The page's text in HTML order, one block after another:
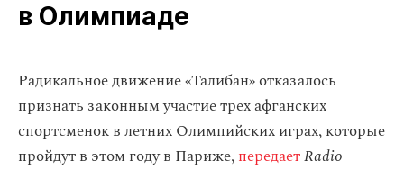
в Олимпиаде
Радикальное движение «Талибан» отказалось
признать законным участие трех афганских
спортсменок в летних Олимпийских играх, которые
пройдут в этом году в Париже,передаетRadio